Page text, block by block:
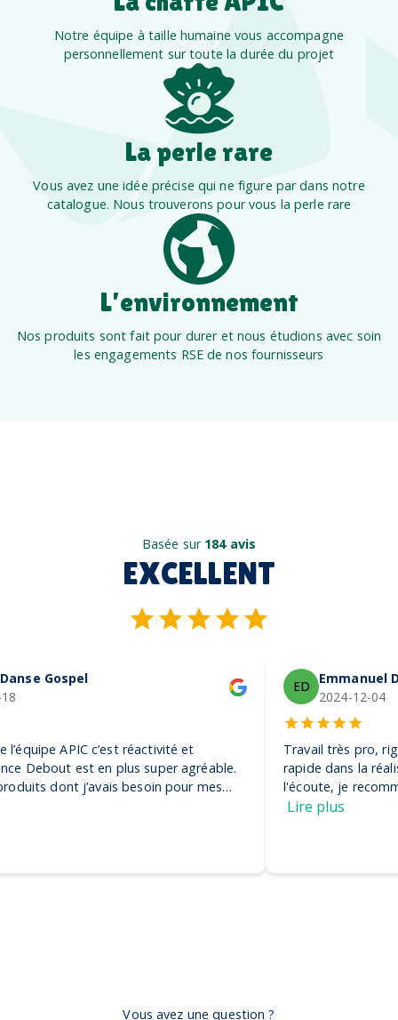
Notre équipe à taille humaine vous accompagne
personnellement sur toute la durée du projet
La perle rare
Vous avez une idée précise qui ne figure par dans notre
catalogue. Nous trouverons pour vous la perle rare
L’environnement
Nos produits sont fait pour durer et nous étudions avec soin
les engagements RSE de nos fournisseurs
Basée sur 184 avis
EXCELLENT
ED
Emmanuel De Vezin
Travail très pro, rigoureux et efficace. Ils ont été très
rapide dans la réalisation de la commande et très à
l'écoute, je recommande ! Encore merci, on adore nos
Vous avez une question ?